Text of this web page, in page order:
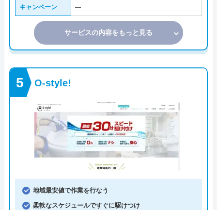
キャンペーン ―
サービスの内容をもっと見る
O-style!
地域最安値で作業を行なう
柔軟なスケジュールですぐに駆けつけ